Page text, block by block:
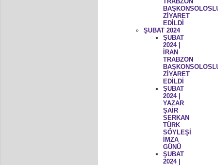
ZİYARET
EDİLDİ
ŞUBAT 2024
ŞUBAT
2024 |
İRAN
TRABZON
ZİYARET
EDİLDİ
ŞUBAT
2024 |
YAZAR
ŞAİR
SERKAN
TÜRK
SÖYLEŞİ
İMZA
GÜNÜ
ŞUBAT
2024 |